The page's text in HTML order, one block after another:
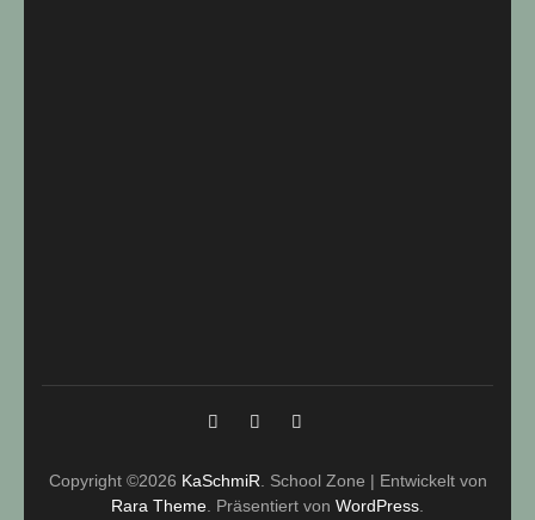
Copyright ©2026 KaSchmiR
School Zone | Entwickelt von
Rara Theme . Präsentiert von WordPress